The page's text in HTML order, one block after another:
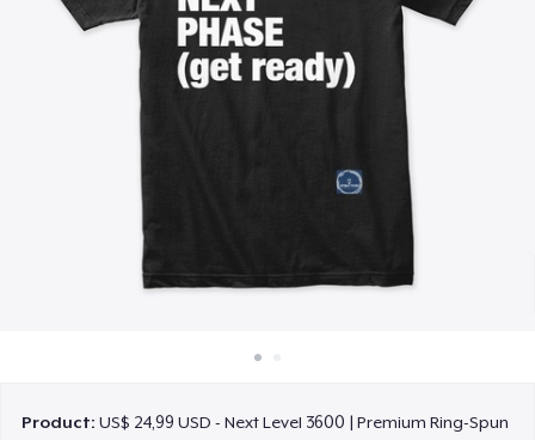
Verkoop overal
Product:US$ 24,99 USD - Next Level 3600 | Premium Ring-Spun